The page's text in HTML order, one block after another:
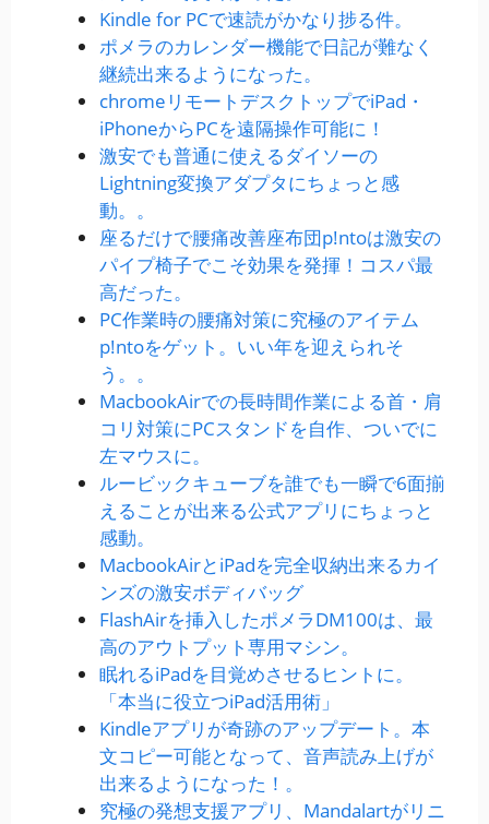
Kindle for PCで速読がかなり捗る件。
ポメラのカレンダー機能で日記が難なく
継続出来るようになった。
chromeリモートデスクトップでiPad・
iPhoneからPCを遠隔操作可能に！
激安でも普通に使えるダイソーの
Lightning変換アダプタにちょっと感
動。。
座るだけで腰痛改善座布団p!ntoは激安の
パイプ椅子でこそ効果を発揮！コスパ最
高だった。
PC作業時の腰痛対策に究極のアイテム
p!ntoをゲット。いい年を迎えられそ
う。。
MacbookAirでの長時間作業による首・肩
コリ対策にPCスタンドを自作、ついでに
左マウスに。
ルービックキューブを誰でも一瞬で6面揃
えることが出来る公式アプリにちょっと
感動。
MacbookAirとiPadを完全収納出来るカイ
ンズの激安ボディバッグ
FlashAirを挿入したポメラDM100は、最
高のアウトプット専用マシン。
眠れるiPadを目覚めさせるヒントに。
「本当に役立つiPad活用術」
Kindleアプリが奇跡のアップデート。本
文コピー可能となって、音声読み上げが
出来るようになった！。
究極の発想支援アプリ、Mandalartがリニ